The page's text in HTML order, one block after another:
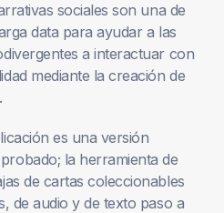
sociales son una de
data para ayudar a las
a interactuar con
mediante la creación de
es una versión
la herramienta de
de cartas coleccionables
de audio y de texto paso a